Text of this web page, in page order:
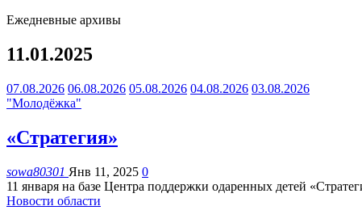
Ежедневные архивы
11.01.2025
07.08.2026 06.08.2026 05.08.2026 04.08.2026 03.08.2026
"Молодёжка"
«Стратегия»
sowa80301 Янв 11, 2025 0
11 января на базе Центра поддержки одаренных детей
Новости области